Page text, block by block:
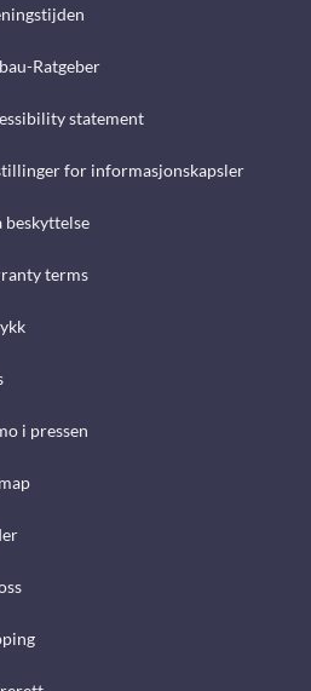
Ratgeber
statement
for informasjonskapsler
beskyttelse
terms
i pressen